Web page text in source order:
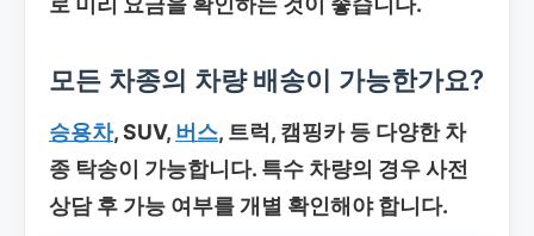
모든 차종의 차량 배송이 가능한가요?
승용차, SUV, 버스, 트럭, 캠핑카 등 다양한 차
종 탁송이 가능합니다. 특수 차량의 경우 사전
상담 후 가능 여부를 개별 확인해야 합니다.